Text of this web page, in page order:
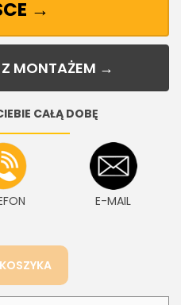
→
MONTAŻEM →
CAŁĄ DOBĘ
E-MAIL